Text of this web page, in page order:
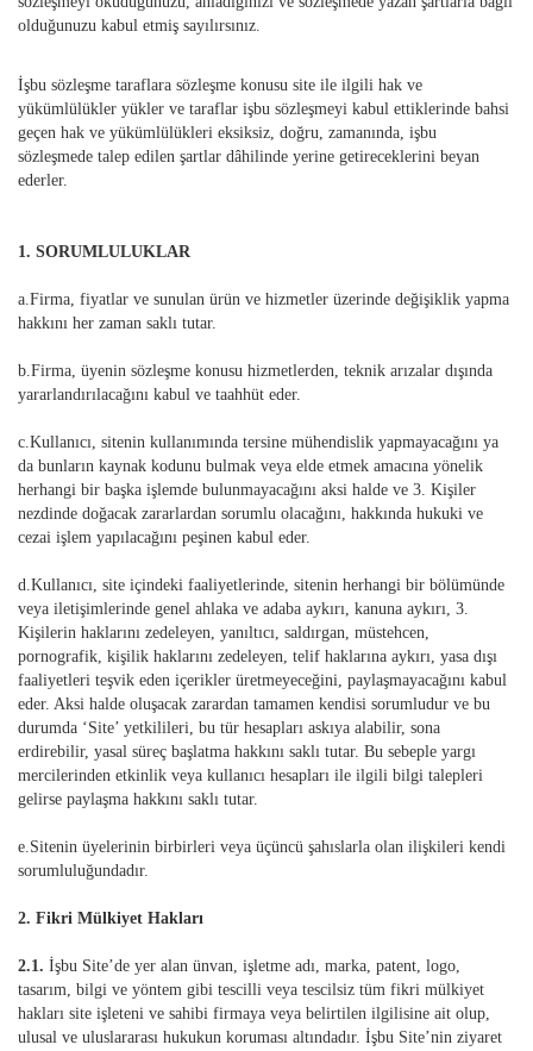
olduğunuzu kabul etmiş sayılırsınız.
İşbu sözleşme taraflara sözleşme konusu site ile ilgili hak ve
yükümlülükler yükler ve taraflar işbu sözleşmeyi kabul ettiklerinde bahsi
geçen hak ve yükümlülükleri eksiksiz, doğru, zamanında, işbu
sözleşmede talep edilen şartlar dâhilinde yerine getireceklerini beyan
ederler.
1. SORUMLULUKLAR
a.Firma, fiyatlar ve sunulan ürün ve hizmetler üzerinde değişiklik yapma
hakkını her zaman saklı tutar.
b.Firma, üyenin sözleşme konusu hizmetlerden, teknik arızalar dışında
yararlandırılacağını kabul ve taahhüt eder.
c.Kullanıcı, sitenin kullanımında tersine mühendislik yapmayacağını ya
da bunların kaynak kodunu bulmak veya elde etmek amacına yönelik
herhangi bir başka işlemde bulunmayacağını aksi halde ve 3. Kişiler
nezdinde doğacak zararlardan sorumlu olacağını, hakkında hukuki ve
cezai işlem yapılacağını peşinen kabul eder.
d.Kullanıcı, site içindeki faaliyetlerinde, sitenin herhangi bir bölümünde
veya iletişimlerinde genel ahlaka ve adaba aykırı, kanuna aykırı, 3.
Kişilerin haklarını zedeleyen, yanıltıcı, saldırgan, müstehcen,
pornografik, kişilik haklarını zedeleyen, telif haklarına aykırı, yasa dışı
faaliyetleri teşvik eden içerikler üretmeyeceğini, paylaşmayacağını kabul
eder. Aksi halde oluşacak zarardan tamamen kendisi sorumludur ve bu
durumda ‘Site’ yetkilileri, bu tür hesapları askıya alabilir, sona
erdirebilir, yasal süreç başlatma hakkını saklı tutar. Bu sebeple yargı
mercilerinden etkinlik veya kullanıcı hesapları ile ilgili bilgi talepleri
gelirse paylaşma hakkını saklı tutar.
e.Sitenin üyelerinin birbirleri veya üçüncü şahıslarla olan ilişkileri kendi
sorumluluğundadır.
2. Fikri Mülkiyet Hakları
2.1. İşbu Site’de yer alan ünvan, işletme adı, marka, patent, logo,
tasarım, bilgi ve yöntem gibi tescilli veya tescilsiz tüm fikri mülkiyet
hakları site işleteni ve sahibi firmaya veya belirtilen ilgilisine ait olup,
ulusal ve uluslararası hukukun koruması altındadır. İşbu Site’nin ziyaret